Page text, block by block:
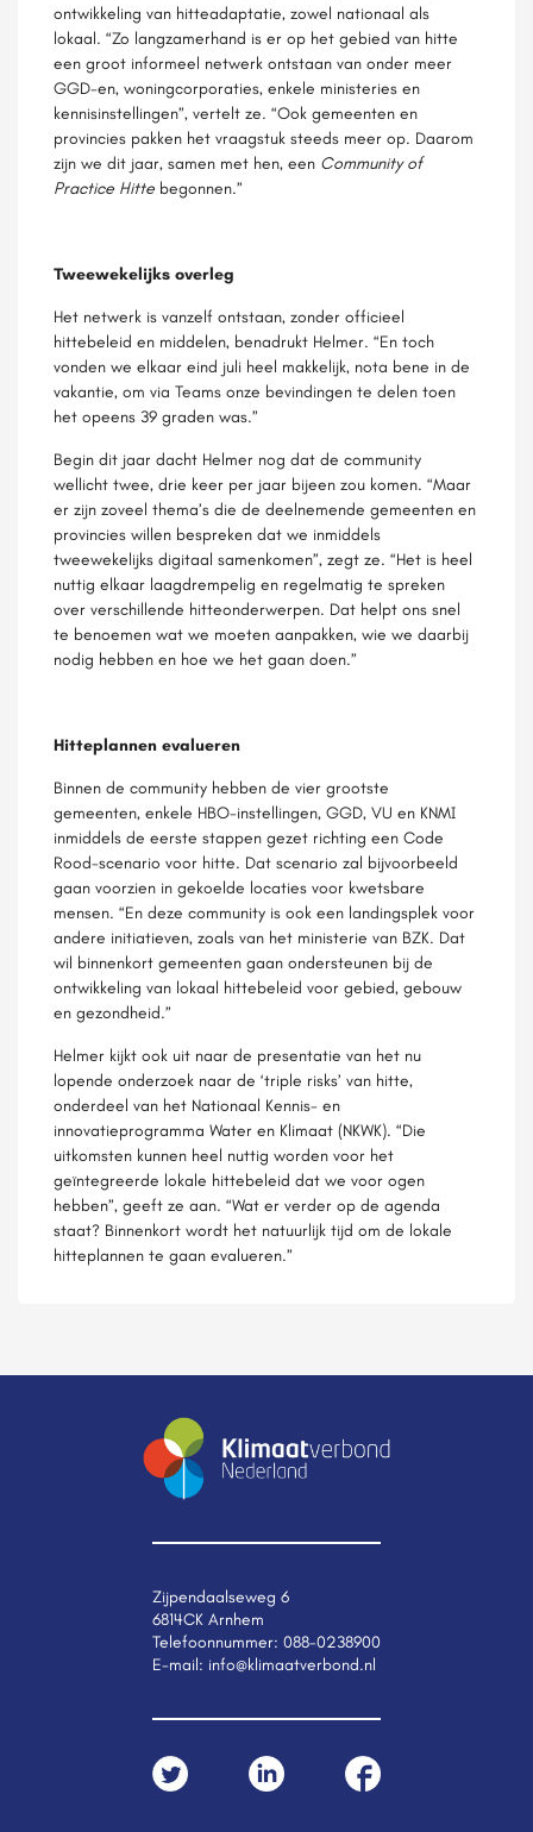
ontwikkeling van hitteadaptatie, zowel nationaal als
lokaal. “Zo langzamerhand is er op het gebied van hitte
een groot informeel netwerk ontstaan van onder meer
GGD-en, woningcorporaties, enkele ministeries en
kennisinstellingen”, vertelt ze. “Ook gemeenten en
provincies pakken het vraagstuk steeds meer op. Daarom
zijn we dit jaar, samen met hen, een Community of
Practice Hitte begonnen.”
Tweewekelijks overleg
Het netwerk is vanzelf ontstaan, zonder officieel
hittebeleid en middelen, benadrukt Helmer. “En toch
vonden we elkaar eind juli heel makkelijk, nota bene in de
vakantie, om via Teams onze bevindingen te delen toen
het opeens 39 graden was.”
Begin dit jaar dacht Helmer nog dat de community
wellicht twee, drie keer per jaar bijeen zou komen. “Maar
er zijn zoveel thema’s die de deelnemende gemeenten en
provincies willen bespreken dat we inmiddels
tweewekelijks digitaal samenkomen”, zegt ze. “Het is heel
nuttig elkaar laagdrempelig en regelmatig te spreken
over verschillende hitteonderwerpen. Dat helpt ons snel
te benoemen wat we moeten aanpakken, wie we daarbij
nodig hebben en hoe we het gaan doen.”
Hitteplannen evalueren
Binnen de community hebben de vier grootste
gemeenten, enkele HBO-instellingen, GGD, VU en KNMI
inmiddels de eerste stappen gezet richting een Code
Rood-scenario voor hitte. Dat scenario zal bijvoorbeeld
gaan voorzien in gekoelde locaties voor kwetsbare
mensen. “En deze community is ook een landingsplek voor
andere initiatieven, zoals van het ministerie van BZK. Dat
wil binnenkort gemeenten gaan ondersteunen bij de
ontwikkeling van lokaal hittebeleid voor gebied, gebouw
en gezondheid.”
Helmer kijkt ook uit naar de presentatie van het nu
lopende onderzoek naar de ‘triple risks’ van hitte,
onderdeel van het Nationaal Kennis- en
innovatieprogramma Water en Klimaat (NKWK). “Die
uitkomsten kunnen heel nuttig worden voor het
geïntegreerde lokale hittebeleid dat we voor ogen
hebben”, geeft ze aan. “Wat er verder op de agenda
staat? Binnenkort wordt het natuurlijk tijd om de lokale
hitteplannen te gaan evalueren.”
Zijpendaalseweg 6
6814CK Arnhem
Telefoonnummer: 088-0238900
E-mail: info@klimaatverbond.nl